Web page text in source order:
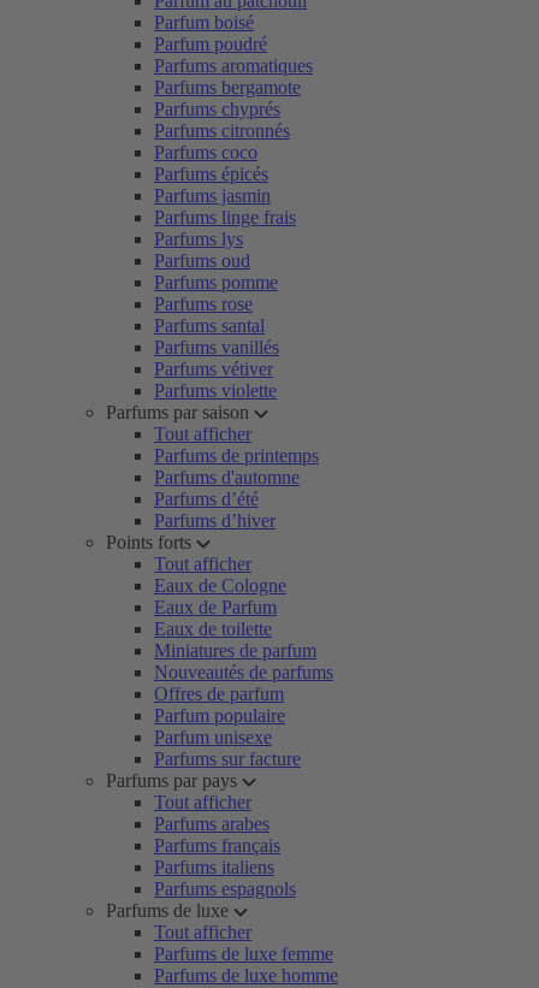
Parfum boisé
Parfum poudré
Parfums aromatiques
Parfums bergamote
Parfums chyprés
Parfums citronnés
Parfums coco
Parfums épicés
Parfums jasmin
Parfums linge frais
Parfums lys
Parfums oud
Parfums pomme
Parfums rose
Parfums santal
Parfums vanillés
Parfums vétiver
Parfums violette
Parfums par saison
Tout afficher
Parfums de printemps
Parfums d'automne
Parfums d’été
Parfums d’hiver
Points forts
Tout afficher
Eaux de Cologne
Eaux de Parfum
Eaux de toilette
Miniatures de parfum
Nouveautés de parfums
Offres de parfum
Parfum populaire
Parfum unisexe
Parfums sur facture
Parfums par pays
Tout afficher
Parfums arabes
Parfums français
Parfums italiens
Parfums espagnols
Parfums de luxe
Tout afficher
Parfums de luxe femme
Parfums de luxe homme